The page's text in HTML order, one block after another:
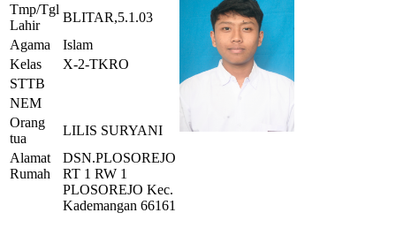
Tmp/Tgl
Lahir
BLITAR,5.1.03
Agama
Islam
Kelas
X-2-TKRO
STTB
NEM
Orang
tua
LILIS SURYANI
Alamat
Rumah
DSN.PLOSOREJO
RT 1 RW 1
PLOSOREJO Kec.
Kademangan 66161